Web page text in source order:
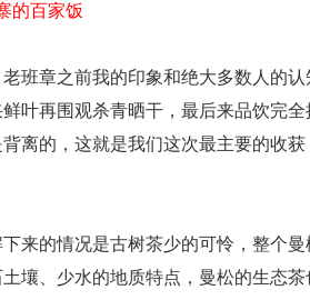
的百家饭
班章之前我的印象和绝大多数人的
叶再围观杀青晒干，最后来品饮完全
离的，这就是我们这次最主要的收获
来的情况是古树茶少的可怜，整个
壤、少水的地质特点，曼松的生态茶